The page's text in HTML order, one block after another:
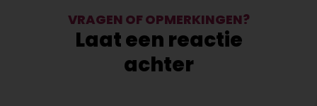
VRAGEN OF OPMERKINGEN?
Laat een reactie
achter